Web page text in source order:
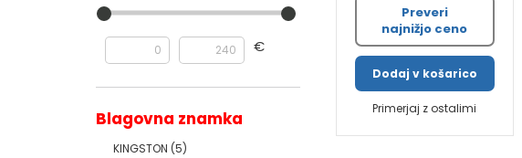
€
Blagovna znamka
KINGSTON (5)
Preveri
najnižjo ceno
Dodaj v košarico
Primerjaj z ostalimi